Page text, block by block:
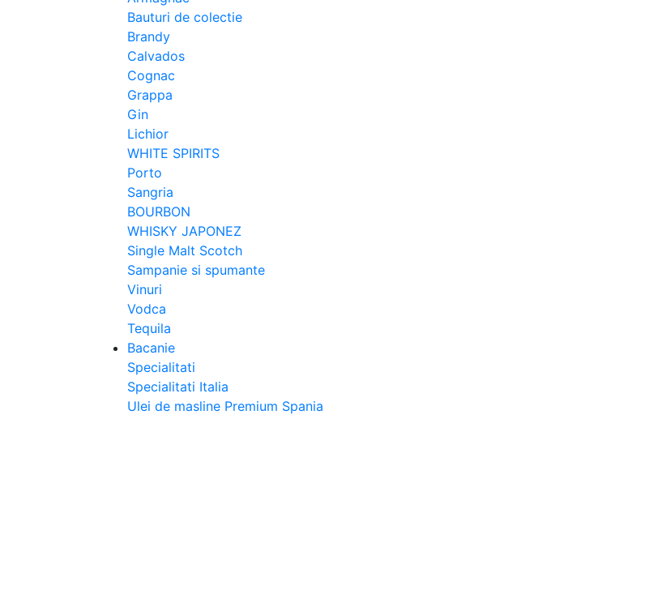
Bauturi de colectie
Brandy
Calvados
Cognac
Grappa
Gin
Lichior
WHITE SPIRITS
Porto
Sangria
BOURBON
WHISKY JAPONEZ
Single Malt Scotch
Sampanie si spumante
Vinuri
Vodca
Tequila
Bacanie
Specialitati
Specialitati Italia
Ulei de masline Premium Spania